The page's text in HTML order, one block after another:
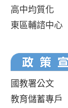
高中均質化
東區輔諮中心
國教署公文
教育儲蓄專戶